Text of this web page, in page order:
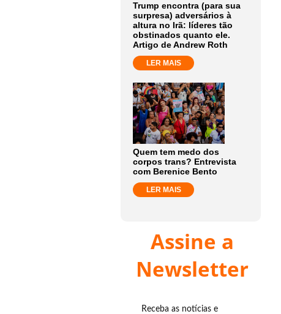
Trump encontra (para sua
surpresa) adversários à
altura no Irã: líderes tão
obstinados quanto ele.
Artigo de Andrew Roth
LER MAIS
Quem tem medo dos
corpos trans? Entrevista
com Berenice Bento
LER MAIS
Assine a
Newsletter
Receba as notícias e